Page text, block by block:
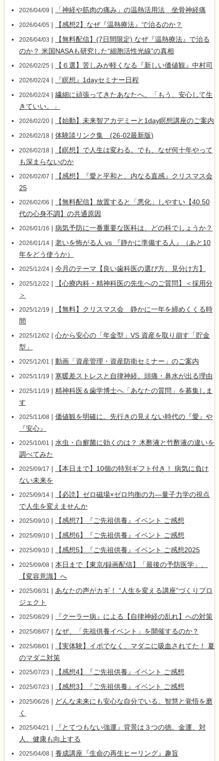
2026/04/09 | 「神経や筋肉の痛み」の温熱活用法 坐骨神経痛
2026/04/05 | 【感想2】なぜ『温熱療法』で治るのか？
2026/04/03 |
【無料配信】(7日間限定) なぜ『温熱療法』で治る
のか？ 米国NASAも研究した“細胞活性光線”の真相
2026/02/25 | 【６選】苦しみが軽くなる『新しい価値観』中村司
2026/02/24| 『瞑想』1dayセミナー日程
2026/02/24| 繊細に頑張ってきたあなたへ。「もう、安心して生
きていい。」
2026/02/20| 【始動】未来智アカデミーと1day瞑想講座のご案内
2026/02/18 | 体験談リンク集 (26-02最新版)
2026/02/18 |
【瞑想】で人生は変わる。でも、なぜ何十年やって
も深まらないのか
2026/02/07 |
【感想】『愛と平和と、内なる直感』クリスマス会
25
2026/02/06 |
【無料配信】放置すると「悪化」しやすい【40.50
代の心身不調】の共通原因
2026/01/16 | 病気予防に一番重要な医科は、どの科でしょうか？
2026/01/14| 老いを怖がる人 vs 『静かに準備する人』（あと10
年をどう使うか）
2025/12/24| 今月のテーマ【良い歯科医の選び方、見分け方】
2025/12/22 |
【心療内科・精神科医の先生へのご質問】＜採用分
＞
2025/12/19 |
【無料】クリスマス会 静かに一年を締めくくる時
間
2025/12/02 | 心から安心の「年金型」VS 資産を取り崩す「貯金
型」
2025/12/01 | 動画「資産管理・資産防衛セミナー」のご案内
2025/11/19 | 寒暖差ストレスと自律神経。頭痛・鼻水が出る理由
2025/11/19 | 精神科医＆歯学博士へ「あなたの質問」を募集しま
す
2025/11/08 | 価値観を明確に。先行きの見えない時代の『愛』や
『安心』
2025/10/01 | 水虫・白癬菌に効くのは？ 木酢液と竹酢液の違いを
調べてみた
2025/09/17 |
【本日まで】10個の特別ギフト付き！ 病気に負け
ない未来を
2025/09/14|
【必読】ゼロ磁場×ゼロ均衡の力―量子力学の視点
で人生を変えませんか
2025/09/10| 【感想7】『ご先祖供養』イベント ご感想
2025/09/10| 【感想6】『ご先祖供養』イベント ご感想
2025/09/10| 【感想5】『ご先祖供養』イベント ご感想2025
2025/09/08 | 本日まで【東京/録画配信】「最後の予防医学」、
【変容意識】へ
2025/08/31 | あなたの声がカギ！ “人生を変える講座”づくりプロ
ジェクト
2025/08/29 | 『クーラー病』による【自律神経の乱れ】への対策
2025/08/07 | なぜ、「先祖供養イベント」を開催するのか？
2025/08/01 |
【実体験】イボでなく、マダニに吸血されてた！ 夏
のマダニ対策
2025/07/23 | 【感想4】『ご先祖供養』イベント ご感想
2025/07/23 | 【感想3】『ご先祖供養』イベント ご感想
2025/06/26 | どんな未来にも安心な自分でいる。智慧と覚悟を磨
く
2025/04/21 |
『とてつもない強運』背景は３つの徳。金運、対
人、健康も向上する
2025/04/08 | 養成講座『生命の再生ヒーリング』趣旨